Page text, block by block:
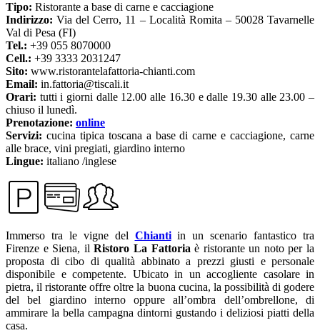
Tipo: Ristorante a base di carne e cacciagione
Indirizzo: Via del Cerro, 11 – Località Romita – 50028 Tavarnelle
Val di Pesa (FI)
Tel.: +39 055 8070000
Cell.: +39 3333 2031247
Sito: www.ristorantelafattoria-chianti.com
Email: in.fattoria@tiscali.it
Orari: tutti i giorni dalle 12.00 alle 16.30 e dalle 19.30 alle 23.00 –
chiuso il lunedì.
Prenotazione: online
Servizi: cucina tipica toscana a base di carne e cacciagione, carne
alle brace, vini pregiati, giardino interno
Lingue: italiano /inglese
Immerso tra le vigne del Chiantiin un scenario fantastico tra
Firenze e Siena, ilRistoro La Fattoria è ristorante un noto per la
proposta di cibo di qualità abbinato a prezzi giusti e personale
disponibile e competente. Ubicato in un accogliente casolare in
pietra, il ristorante offre oltre la buona cucina, la possibilità di godere
del bel giardino interno oppure all’ombra dell’ombrellone, di
ammirare la bella campagna dintorni gustando i deliziosi piatti della
casa.